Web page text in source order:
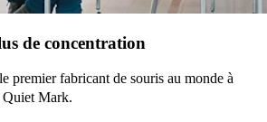
de concentration
premier fabricant de souris au monde à
Quiet Mark.